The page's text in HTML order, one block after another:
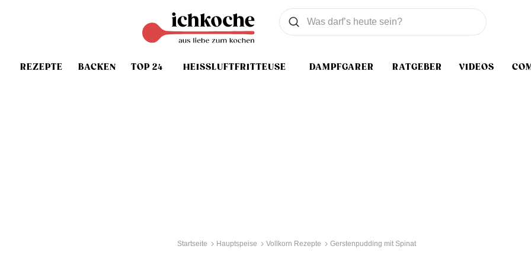
REZEPTE BACKEN TOP 24 HEISSLUFTFRITTEUSE DAMPFGARER RATGEBER VIDEOS
Was wollen Sie suchen
Suchen
Startseite Hauptspeise Vollkorn Rezepte Gerstenpudding mit Spinat